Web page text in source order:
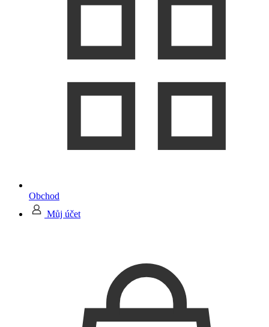
Obchod
Můj účet